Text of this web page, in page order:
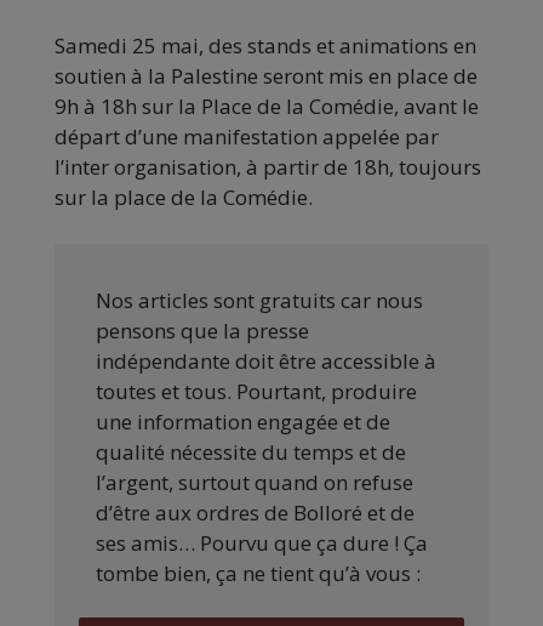
Samedi 25 mai, des stands et animations en
soutien à la Palestine seront mis en place de
9h à 18h sur la Place de la Comédie, avant le
départ d’une manifestation appelée par
l’inter organisation, à partir de 18h, toujours
sur la place de la Comédie.
Nos articles sont gratuits car nous
pensons que la presse
indépendante doit être accessible à
toutes et tous. Pourtant, produire
une information engagée et de
qualité nécessite du temps et de
l’argent, surtout quand on refuse
d’être aux ordres de Bolloré et de
ses amis… Pourvu que ça dure ! Ça
tombe bien, ça ne tient qu’à vous :